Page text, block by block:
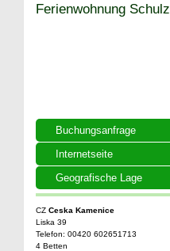
Buchungsanfrage
Internetseite
Geografische Lage
Ferienwohnung Schulz
CZ Ceska Kamenice
Liska 39
Telefon: 00420 602651713
4 Betten